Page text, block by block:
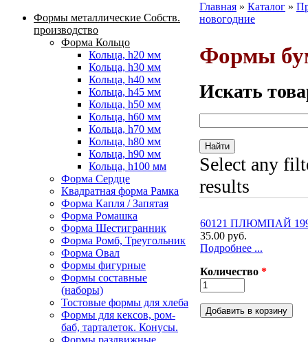
Формы металлические Собств.
производство
Форма Кольцо
Кольца, h20 мм
Кольца, h30 мм
Кольца, h40 мм
Кольца, h45 мм
Кольца, h50 мм
Кольца, h60 мм
Кольца, h70 мм
Кольца, h80 мм
Кольца, h90 мм
Кольца, h100 мм
Форма Сердце
Квадратная форма Рамка
Форма Капля / Запятая
Форма Ромашка
Форма Шестигранник
Форма Ромб, Треугольник
Форма Овал
Формы фигурные
Формы составные
(наборы)
Тостовые формы для хлеба
Формы для кексов, ром-
баб, тарталеток. Конусы.
Вы здесь
Главная » Каталог »
новогодние
Формы
Искать
Select any
results
60121 ПЛЮМПАЙ
35.00 руб.
Подробнее ...
Количество *